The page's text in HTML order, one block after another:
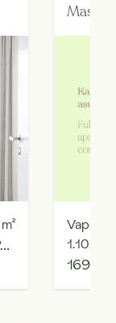
m²
2H+K+KPH+L.PARV
1699